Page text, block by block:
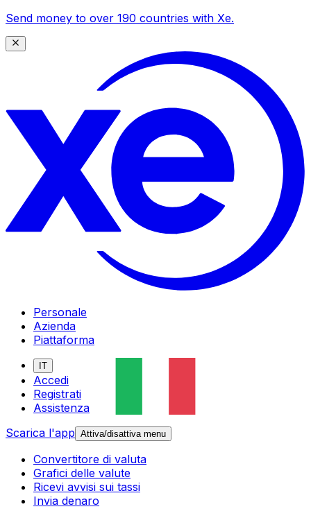
Send money to over 190 countries with Xe.
Personale
Azienda
Piattaforma
IT
Accedi
Registrati
Assistenza
Scarica l'app Attiva/disattiva menu
Convertitore di valuta
Grafici delle valute
Ricevi avvisi sui tassi
Invia denaro